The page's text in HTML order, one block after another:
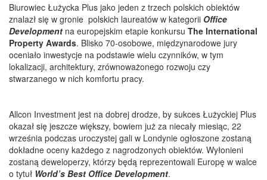
Biurowiec Łużycka Plus jako jeden z trzech polskich obiektów
znalazł się w gronie polskich laureatów w kategorii Office
Development na europejskim etapie konkursu The International
Property Awards. Blisko 70-osobowe, międzynarodowe jury
oceniało inwestycje na podstawie wielu czynników, w tym
lokalizacji, architektury, zrównoważonego rozwoju czy
stwarzanego w nich komfortu pracy.
Allcon Investment jest na dobrej drodze, by sukces Łużyckiej Plus
okazał się jeszcze większy, bowiem już za niecały miesiąc, 22
września podczas uroczystej gali w Londynie ogłoszone zostaną
dokładne oceny każdego z nagrodzonych obiektów. Wyłonieni
zostaną deweloperzy, którzy będą reprezentowali Europę w walce
o tytuł World’s Best Office Development.